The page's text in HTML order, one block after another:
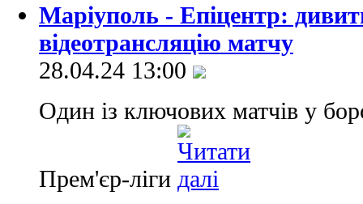
Маріуполь - Епіцентр:
відеотрансляцію матчу
28.04.24 13:00
Один із ключових матчів у
Прем'єр-ліги